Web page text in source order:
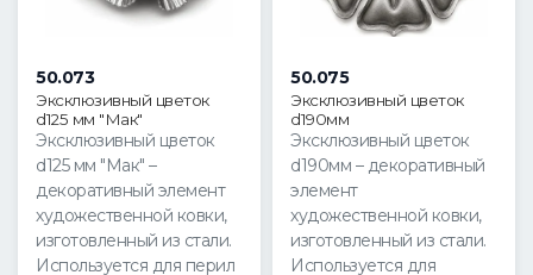
50.073
Эксклюзивный цветок
d125 мм "Мак"
Эксклюзивный цветок
d125 мм "Мак" –
декоративный элемент
художественной ковки,
изготовленный из стали.
Используется для перил
50.075
Эксклюзивный цветок
d190мм
Эксклюзивный цветок
d190мм – декоративный
элемент
художественной ковки,
изготовленный из стали.
Используется для